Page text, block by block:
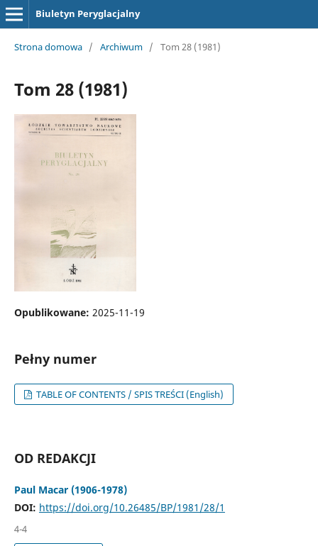
Biuletyn Peryglacjalny
Strona domowa / Archiwum / Tom 28 (1981)
Tom 28 (1981)
Opublikowane: 2025-11-19
Pełny numer
TABLE OF CONTENTS / SPIS TREŚCI (English)
OD REDAKCJI
Paul Macar (1906-1978)
DOI: https://doi.org/10.26485/BP/1981/28/1
4-4